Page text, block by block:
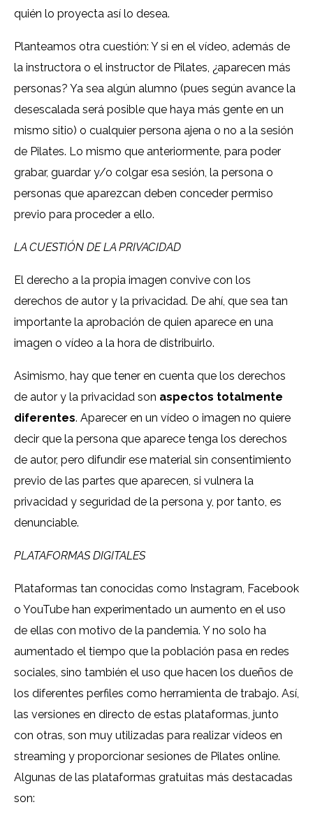
quién lo proyecta así lo desea.
Planteamos otra cuestión: Y si en el vídeo, además de
la instructora o el instructor de Pilates, ¿aparecen más
personas? Ya sea algún alumno (pues según avance la
desescalada será posible que haya más gente en un
mismo sitio) o cualquier persona ajena o no a la sesión
de Pilates. Lo mismo que anteriormente, para poder
grabar, guardar y/o colgar esa sesión, la persona o
personas que aparezcan deben conceder permiso
previo para proceder a ello.
LA CUESTIÓN DE LA PRIVACIDAD
El derecho a la propia imagen convive con los
derechos de autor y la privacidad. De ahí, que sea tan
importante la aprobación de quien aparece en una
imagen o vídeo a la hora de distribuirlo.
Asimismo, hay que tener en cuenta que los derechos
de autor y la privacidad son aspectos totalmente
diferentes. Aparecer en un vídeo o imagen no quiere
decir que la persona que aparece tenga los derechos
de autor, pero difundir ese material sin consentimiento
previo de las partes que aparecen, si vulnera la
privacidad y seguridad de la persona y, por tanto, es
denunciable.
PLATAFORMAS DIGITALES
Plataformas tan conocidas como Instagram, Facebook
o YouTube han experimentado un aumento en el uso
de ellas con motivo de la pandemia. Y no solo ha
aumentado el tiempo que la población pasa en redes
sociales, sino también el uso que hacen los dueños de
los diferentes perfiles como herramienta de trabajo. Así,
las versiones en directo de estas plataformas, junto
con otras, son muy utilizadas para realizar vídeos en
streaming y proporcionar sesiones de Pilates online.
Algunas de las plataformas gratuitas más destacadas
son: